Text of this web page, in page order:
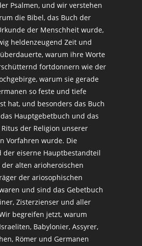
Psalmen, und wir verstehen
die Bibel, das Buch der
der Menschheit wurde,
heldenzeugend Zeit und
warum ihre Worte
fortdonnern wie der
warum sie gerade
so feste und tiefe
hat, und besonders das Buch
Hauptgebetbuch und das
der Religion unserer
Vorfahren wurde. Die
der eiserne Hauptbestandteil
alten arioheroischen
der ariosophischen
und sind das Gebetbuch
Zisterzienser und aller
begreifen jetzt, warum
Babylonier, Assyrer,
Römer und Germanen